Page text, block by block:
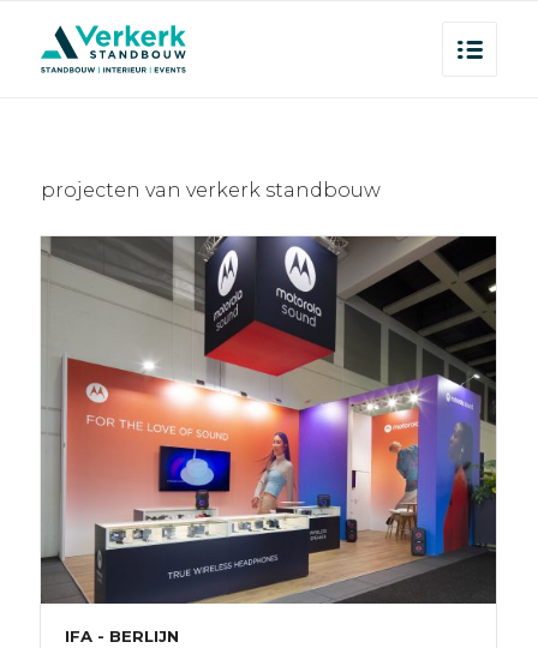
projecten van verkerk standbouw
IFA - BERLIJN